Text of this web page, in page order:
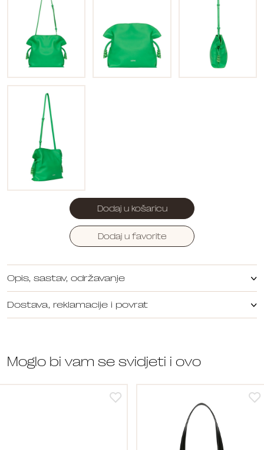
Dodaj u košaricu
Dodaj u favorite
Opis, sastav, održavanje
Dostava, reklamacije i povrat
Moglo bi vam se svidjeti i ovo